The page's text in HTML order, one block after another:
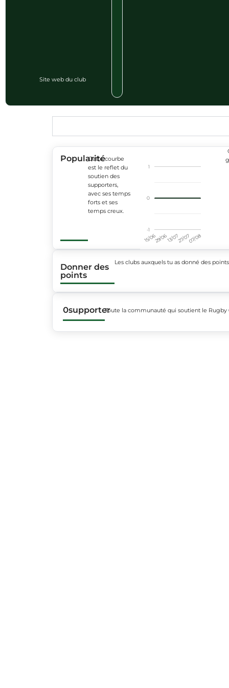
Site web du club
PopularitéCette courbe
est le reflet du
soutien des
supporters,
avec ses temps
forts et ses
temps creux.
15/0629/0613/0727/0707/08
-1
0
1
Donner des
points
Les clubs auxquels tu as donné des points
0supporterToute la communauté qui soutient le Rugby